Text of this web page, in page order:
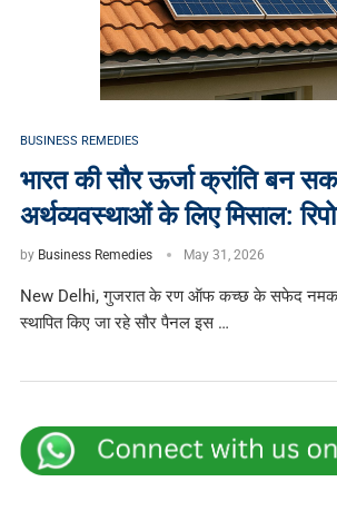
BUSINESS REMEDIES
भारत की सौर ऊर्जा क्रांति बन
अर्थव्यवस्थाओं के लिए मिसाल:
by Business Remedies May 31, 2026
New Delhi, गुजरात के रण ऑफ कच्छ के सफेद नमक
स्थापित किए जा रहे सौर पैनल इस …